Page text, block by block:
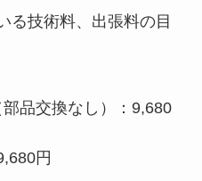
る技術料、出張料の目
品交換なし）：9,680
円